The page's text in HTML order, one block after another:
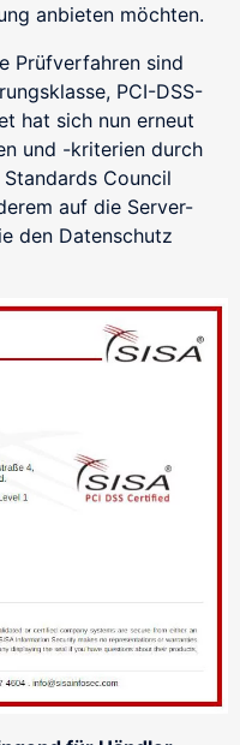
anbieten möchten.
Prüfverfahren sind
PCI-DSS-
hat sich nun erneut
und -kriterien durch
Council
auf die Server-
den Datenschutz